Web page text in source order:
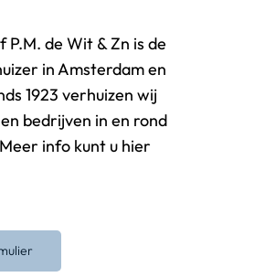
P.M. de Wit & Zn is de
in Amsterdam en
1923 verhuizen wij
bedrijven in en rond
info kunt u hier